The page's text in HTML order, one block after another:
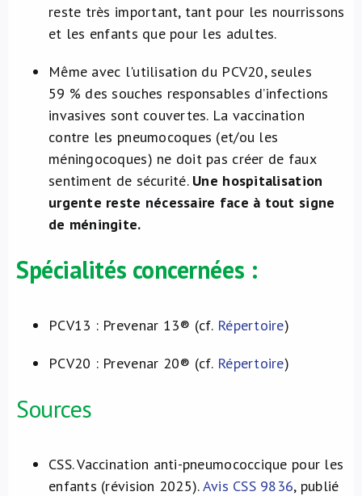
reste très important, tant pour les nourrissons
et les enfants que pour les adultes.
Même avec l'utilisation du PCV20, seules
59 % des souches responsables d’infections
invasives sont couvertes. La vaccination
contre les pneumocoques (et/ou les
méningocoques) ne doit pas créer de faux
sentiment de sécurité. Une hospitalisation
urgente reste nécessaire face à tout signe
de méningite.
Spécialités concernées :
PCV13 : Prevenar 13® (cf. Répertoire)
PCV20 : Prevenar 20® (cf. Répertoire)
Sources
CSS. Vaccination anti-pneumococcique pour les
enfants (révision 2025).Avis CSS 9836, publié